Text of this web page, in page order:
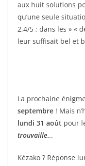
aux huit solutions
qu’une seule
2,4/5 ; dans les » «
leur suffisait bel et
La prochaine
septembre ! Mais
lundi 31 août pour
trouvaille...
Kézako ? Réponse